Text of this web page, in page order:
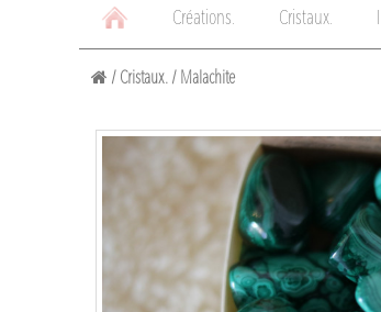
Créations. Cristaux.
/ Cristaux. / Malachite